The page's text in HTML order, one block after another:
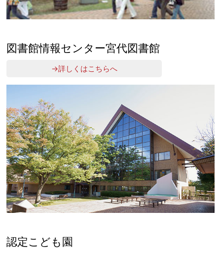
図書館情報センター宮代図書館
→詳しくはこちらへ
認定こども園